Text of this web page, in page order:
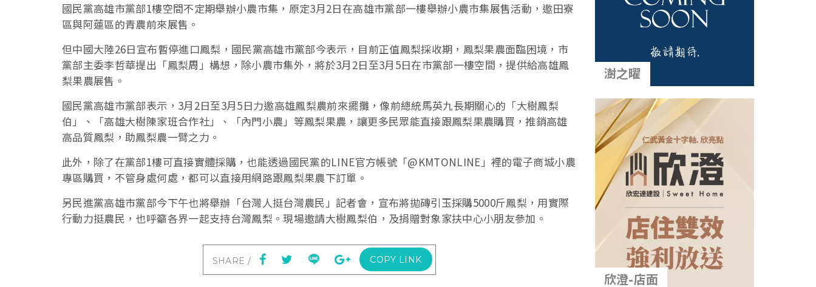
國民黨高雄市黨部1樓空間不定期舉辦小農市集，原定3月2日在高雄市黨部一樓舉辦小農市集展售活動，邀田寮
區與阿蓮區的青農前來展售。
但中國大陸26日宣布暫停進口鳳梨，國民黨高雄市黨部今表示，目前正值鳳梨採收期，鳳梨果農面臨困境，市
黨部主委李哲華提出「鳳梨周」構想，除小農市集外，將於3月2日至3月5日在市黨部一樓空間，提供給高雄鳳
梨果農展售。
國民黨高雄市黨部表示，3月2日至3月5日力邀高雄鳳梨農前來擺攤，像前總統馬英九長期關心的「大樹鳳梨
伯」、「高雄大樹陳家班合作社」、「內門小農」等鳳梨果農，讓更多民眾能直接跟鳳梨果農購買，推銷高雄
高品質鳳梨，助鳳梨農一臂之力。
此外，除了在黨部1樓可直接實體採購，也能透過國民黨的LINE官方帳號「@KMTONLINE」裡的電子商城小農
專區購買，不管身處何處，都可以直接用網路跟鳳梨果農下訂單。
另民進黨高雄市黨部今下午也將舉辦「台灣人挺台灣農民」記者會，宣布將拋磚引玉採購5000斤鳳梨，用實際
行動力挺農民，也呼籲各界一起支持台灣鳳梨。現場邀請大樹鳳梨伯，及捐贈對象家扶中心小朋友參加。
COPY LINK
澍之曜
欣澄-店面